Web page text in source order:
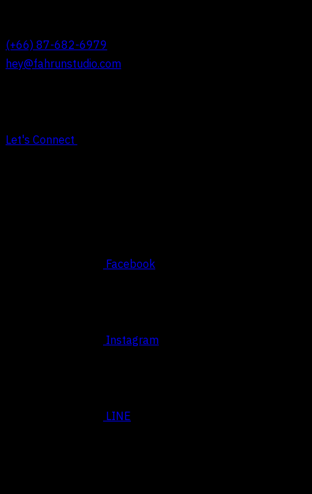
(+66) 87-682-6979
hey@fahrunstudio.com
Let's Connect
Facebook
Instagram
LINE